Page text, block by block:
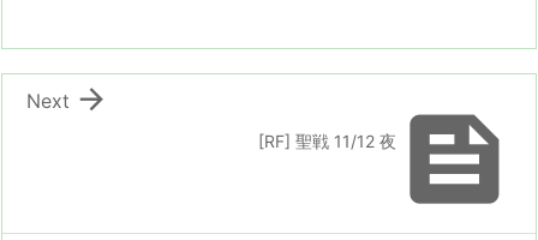

[RF] 聖戦 11/12 夜

Next